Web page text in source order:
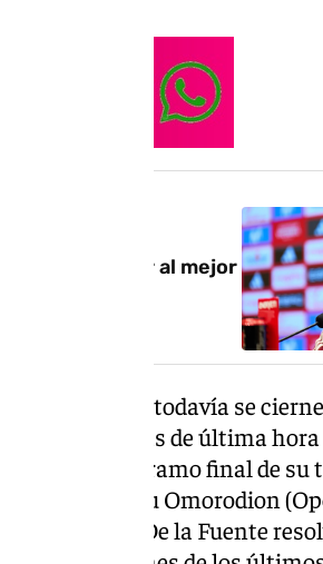
«Vamos a ver al mejor
incógnitas que todavía se
obligadas de última
en el tramo final de
como Samu Omorodion
de De la Fuente